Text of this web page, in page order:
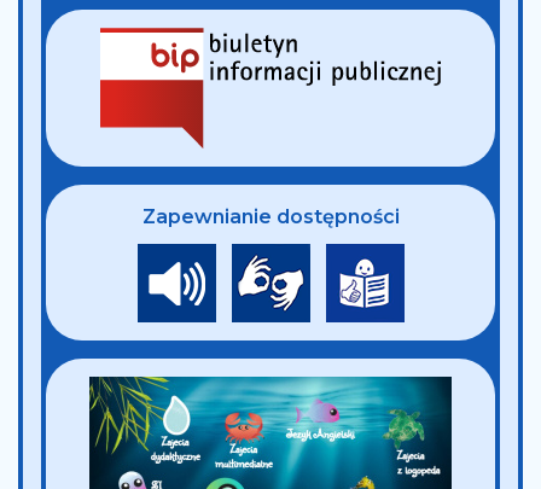
Zapewnianie dostępności